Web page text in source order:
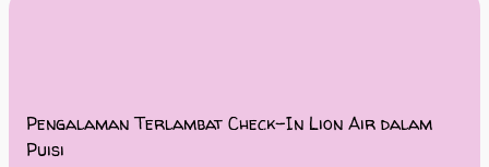
Pengalaman Terlambat Check-In Lion Air dalam
Puisi